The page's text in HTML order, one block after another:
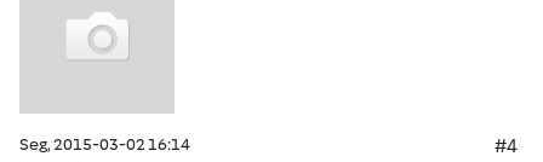
Seg, 2015-03-02 16:14
#4